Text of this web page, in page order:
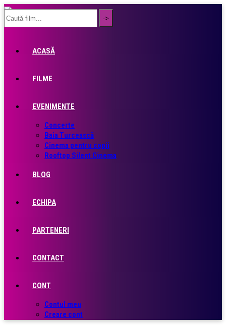
ACASĂ
FILME
EVENIMENTE
Concerte
Baia Turcească
Cinema pentru copii
Rooftop Silent Cinema
BLOG
ECHIPA
PARTENERI
CONTACT
CONT
Contul meu
Creare cont